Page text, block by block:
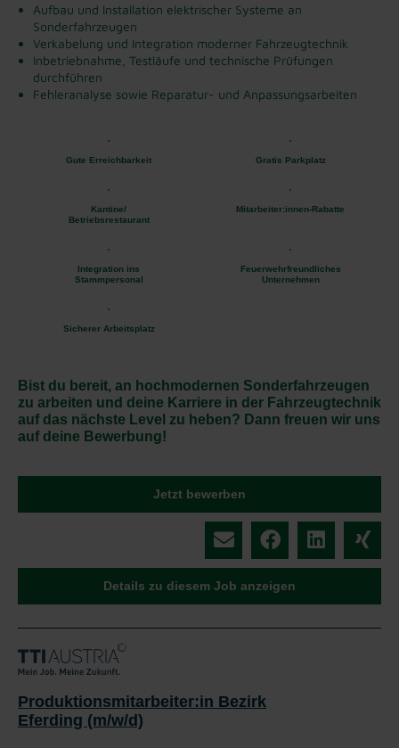
Aufbau und Installation elektrischer Systeme an
Sonderfahrzeugen
Verkabelung und Integration moderner Fahrzeugtechnik
Inbetriebnahme, Testläufe und technische Prüfungen
durchführen
Fehleranalyse sowie Reparatur- und Anpassungsarbeiten
Gute Erreichbarkeit Gratis Parkplatz
Kantine/
Betriebsrestaurant
Mitarbeiter:innen-Rabatte
Integration ins
Stammpersonal
Feuerwehrfreundliches
Unternehmen
Sicherer Arbeitsplatz
Bist du bereit, an hochmodernen Sonderfahrzeugen
zu arbeiten und deine Karriere in der Fahrzeugtechnik
auf das nächste Level zu heben? Dann freuen wir uns
auf deine Bewerbung!
Jetzt bewerben
Details zu diesem Job anzeigen
Produktionsmitarbeiter:in Bezirk
Eferding (m/w/d)